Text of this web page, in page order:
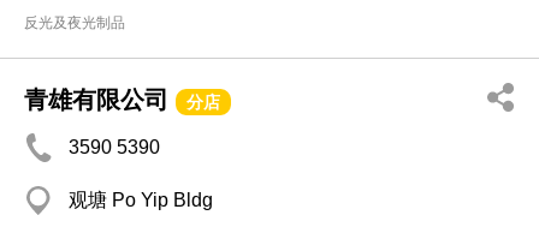
反光及夜光制品
青雄有限公司 分店
3590 5390
观塘 Po Yip Bldg